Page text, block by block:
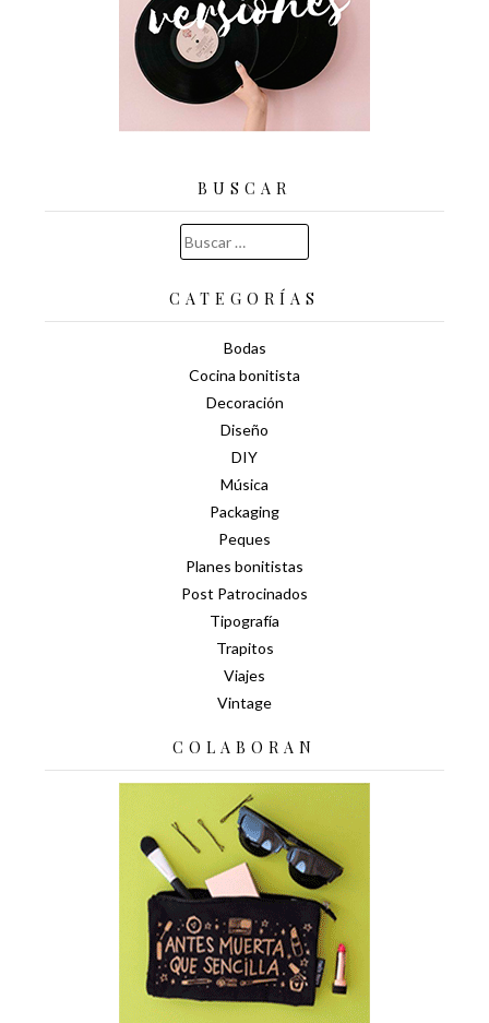
BUSCAR
Buscar:
CATEGORÍAS
Bodas
Cocina bonitista
Decoración
Diseño
DIY
Música
Packaging
Peques
Planes bonitistas
Post Patrocinados
Tipografía
Trapitos
Viajes
Vintage
COLABORAN